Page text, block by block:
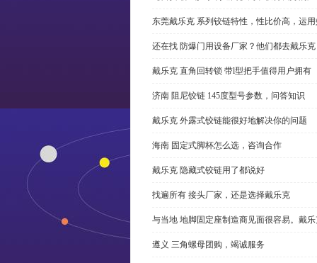
东莞戴乐克 系列铰链特性，性比价高，运
还在找 防爆门用设备厂家？他们都去戴乐克
戴乐克 直角回转锁 带l型把手值得用户拥有
济南 阻尼铰链 145度型号参数，问答知识
戴乐克 外露式铰链能很好地解决你的问题
海南 固定式脚杯怎么选，咨询合作
戴乐克 隐藏式铰链用了都说好
找遍所有 接头厂家，还是选择戴乐克
与当地 地脚固定座制造商见面很容易。戴
遵义 三角螺母团购，竭诚服务